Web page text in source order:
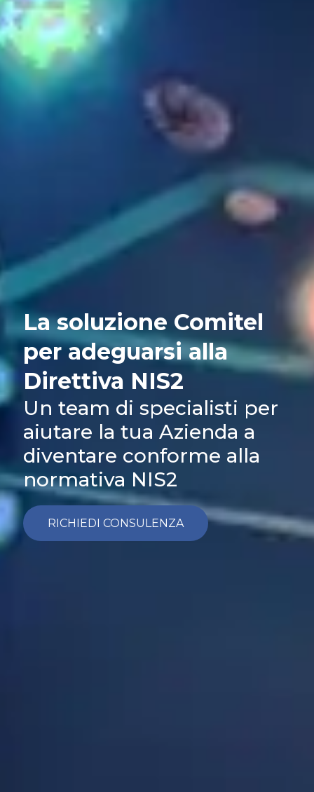
La soluzione Comitel
per adeguarsi alla
Direttiva NIS2
Un team di specialisti per
aiutare la tua Azienda a
diventare conforme alla
normativa NIS2
RICHIEDI CONSULENZA